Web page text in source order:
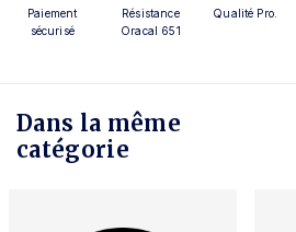
Paiement
sécurisé
Résistance
Oracal 651
Qualité Pro.
Dans la même
catégorie